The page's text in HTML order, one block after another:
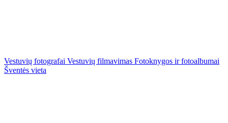
Vestuvių fotografai Vestuvių filmavimas Fotoknygos ir fotoalbumai
Šventės vieta